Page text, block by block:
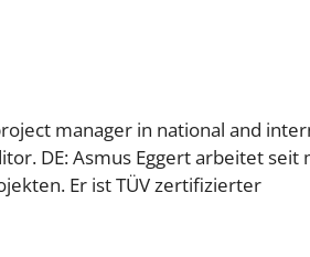
manager in national and
DE: Asmus Eggert arbeitet seit
Er ist TÜV zertifizierter